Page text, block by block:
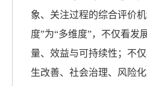
象、关注过程的综合评价
度”为“多维度”，不仅看发
量、效益与可持续性；不
生改善、社会治理、风险